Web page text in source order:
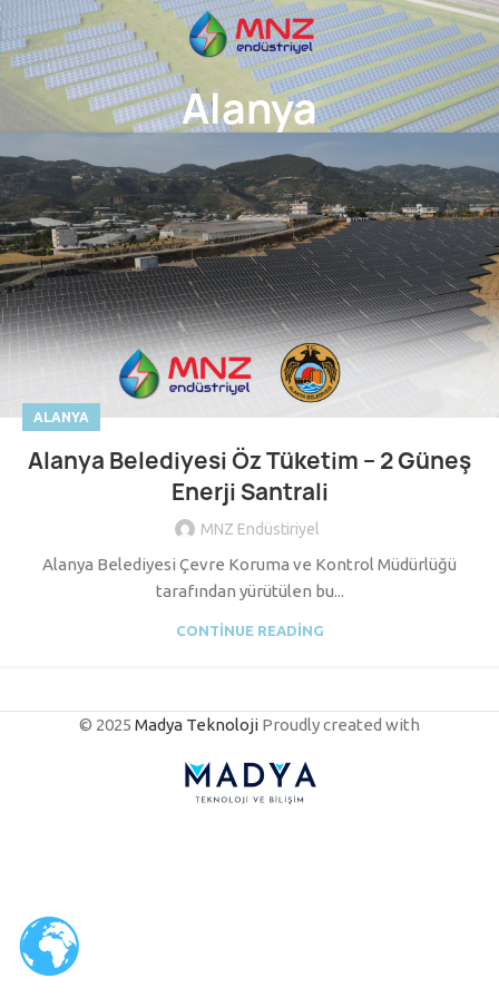
Alanya
ALANYA
Alanya Belediyesi Öz Tüketim – 2 Güneş
Enerji Santrali
MNZ Endüstiriyel
Alanya Belediyesi Çevre Koruma ve Kontrol Müdürlüğü
tarafından yürütülen bu...
CONTINUE READING
© 2025 Madya Teknoloji Proudly created with